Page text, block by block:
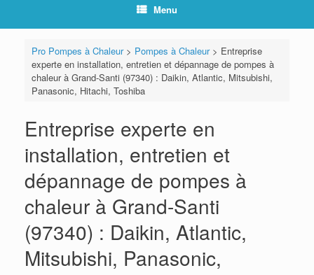
Menu
Pro Pompes à Chaleur> Pompes à Chaleur> Entreprise
experte en installation, entretien et dépannage de pompes à
chaleur à Grand-Santi (97340) : Daikin, Atlantic, Mitsubishi,
Panasonic, Hitachi, Toshiba
Entreprise experte en
installation, entretien et
dépannage de pompes à
chaleur à Grand-Santi
(97340) : Daikin, Atlantic,
Mitsubishi, Panasonic,